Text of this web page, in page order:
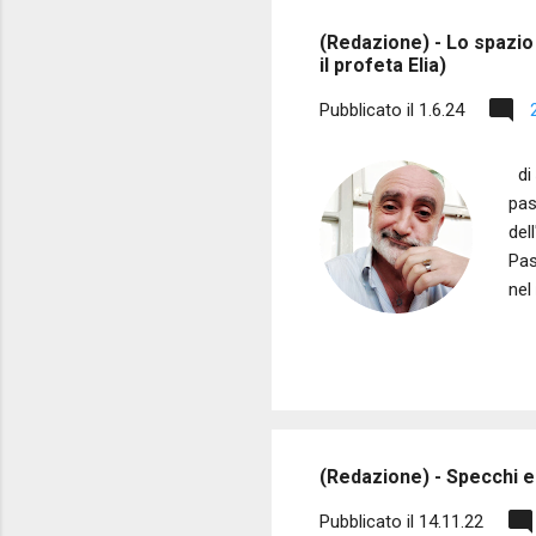
(Redazione) - Lo
il profeta Elia)
Pubblicato il 1.6.24
di
nel
(Redazione) - Specchi
Pubblicato il 14.11.22